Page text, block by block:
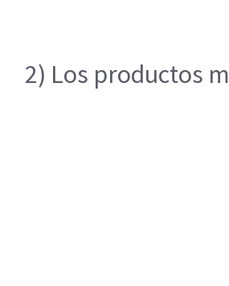
2) Los productos